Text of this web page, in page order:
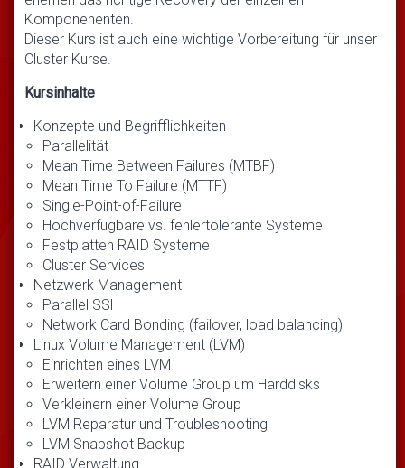
Komponenenten.
Dieser Kurs ist auch eine wichtige Vorbereitung für unser
Cluster Kurse.
Kursinhalte
Konzepte und Begrifflichkeiten
Parallelität
Mean Time Between Failures (MTBF)
Mean Time To Failure (MTTF)
Single-Point-of-Failure
Hochverfügbare vs. fehlertolerante Systeme
Festplatten RAID Systeme
Cluster Services
Netzwerk Management
Parallel SSH
Network Card Bonding (failover, load balancing)
Linux Volume Management (LVM)
Einrichten eines LVM
Erweitern einer Volume Group um Harddisks
Verkleinern einer Volume Group
LVM Reparatur und Troubleshooting
LVM Snapshot Backup
RAID Verwaltung